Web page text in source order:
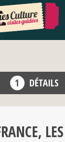
DÉTAILS